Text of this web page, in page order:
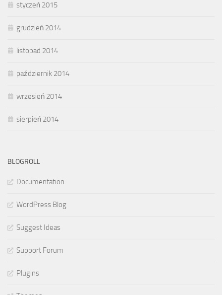
styczeń 2015
grudzień 2014
listopad 2014
październik 2014
wrzesień 2014
sierpień 2014
BLOGROLL
Documentation
WordPress Blog
Suggest Ideas
Support Forum
Plugins